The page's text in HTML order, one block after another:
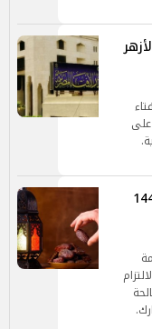
على
لشهر شعبان 1447